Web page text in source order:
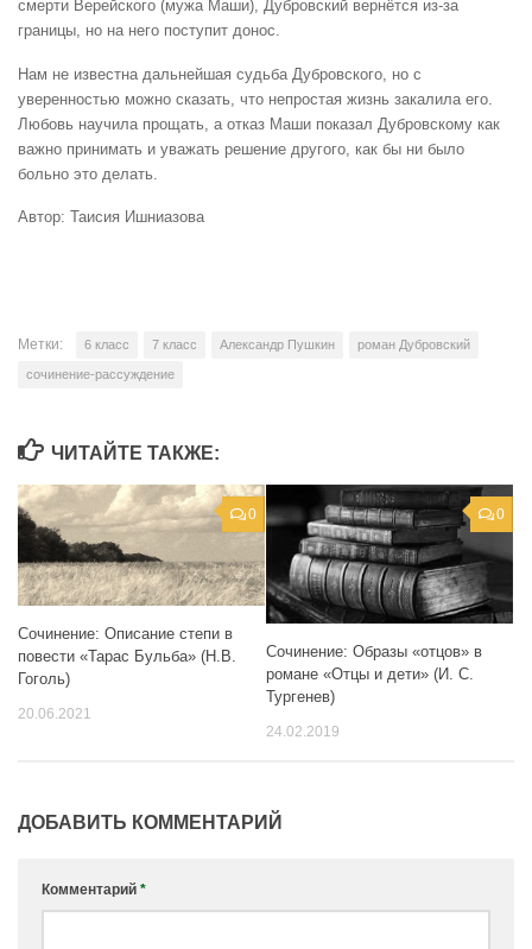
смерти Верейского (мужа Маши), Дубровский вернётся из-за
границы, но на него поступит донос.
Нам не известна дальнейшая судьба Дубровского, но с
уверенностью можно сказать, что непростая жизнь закалила его.
Любовь научила прощать, а отказ Маши показал Дубровскому как
важно принимать и уважать решение другого, как бы ни было
больно это делать.
Автор: Таисия Ишниазова
Метки: 6 класс 7 класс Александр Пушкин роман Дубровский
сочинение-рассуждение
ЧИТАЙТЕ ТАКЖЕ:
0
Сочинение: Описание степи в
повести «Тарас Бульба» (Н.В.
Гоголь)
20.06.2021
0
Сочинение: Образы «отцов» в
романе «Отцы и дети» (И. С.
Тургенев)
24.02.2019
ДОБАВИТЬ КОММЕНТАРИЙ
Комментарий *